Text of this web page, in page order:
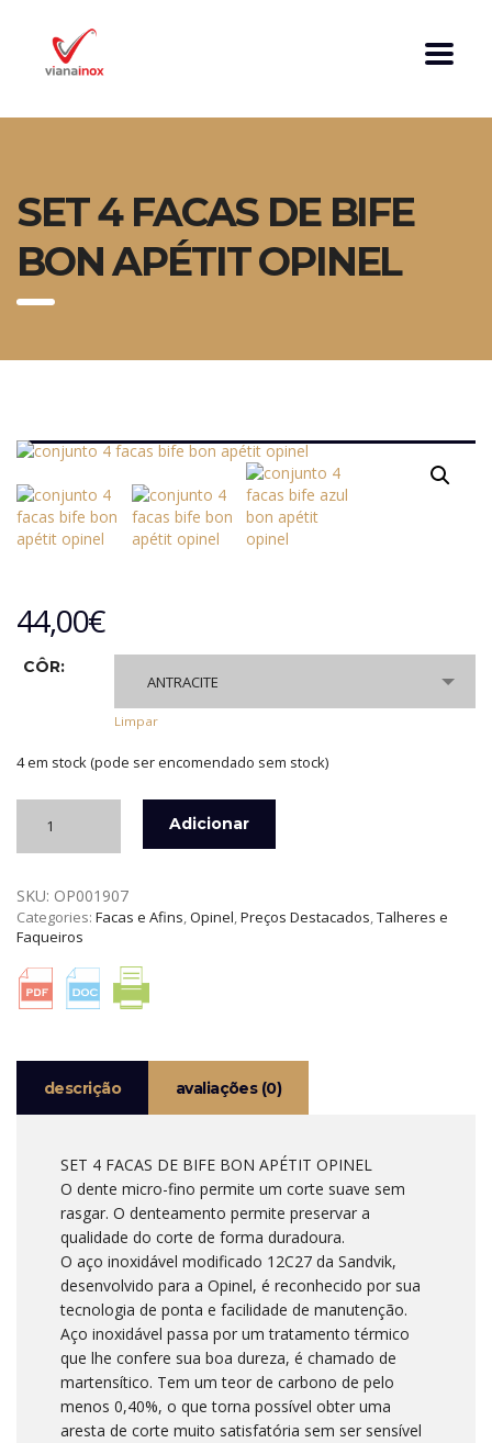
SET 4 FACAS DE BIFE
BON APÉTIT OPINEL
44,00€
CÔR:
ANTRACITE
Limpar
4 em stock (pode ser encomendado sem stock)
SET
FACAS
DE
BIFE
BON
APÉTIT
OPINEL
Adicionar
SKU: OP001907
Categories: Facas e Afins,Opinel,Preços Destacados,Talheres e
Faqueiros
descrição avaliações (0)
SET 4 FACAS DE BIFE BON APÉTIT OPINEL
O dente micro-fino permite um corte suave sem
rasgar. O denteamento permite preservar a
qualidade do corte de forma duradoura.
O aço inoxidável modificado 12C27 da Sandvik,
desenvolvido para a Opinel, é reconhecido por sua
tecnologia de ponta e facilidade de manutenção.
Aço inoxidável passa por um tratamento térmico
que lhe confere sua boa dureza, é chamado de
martensítico. Tem um teor de carbono de pelo
menos 0,40%, o que torna possível obter uma
aresta de corte muito satisfatória sem ser sensível